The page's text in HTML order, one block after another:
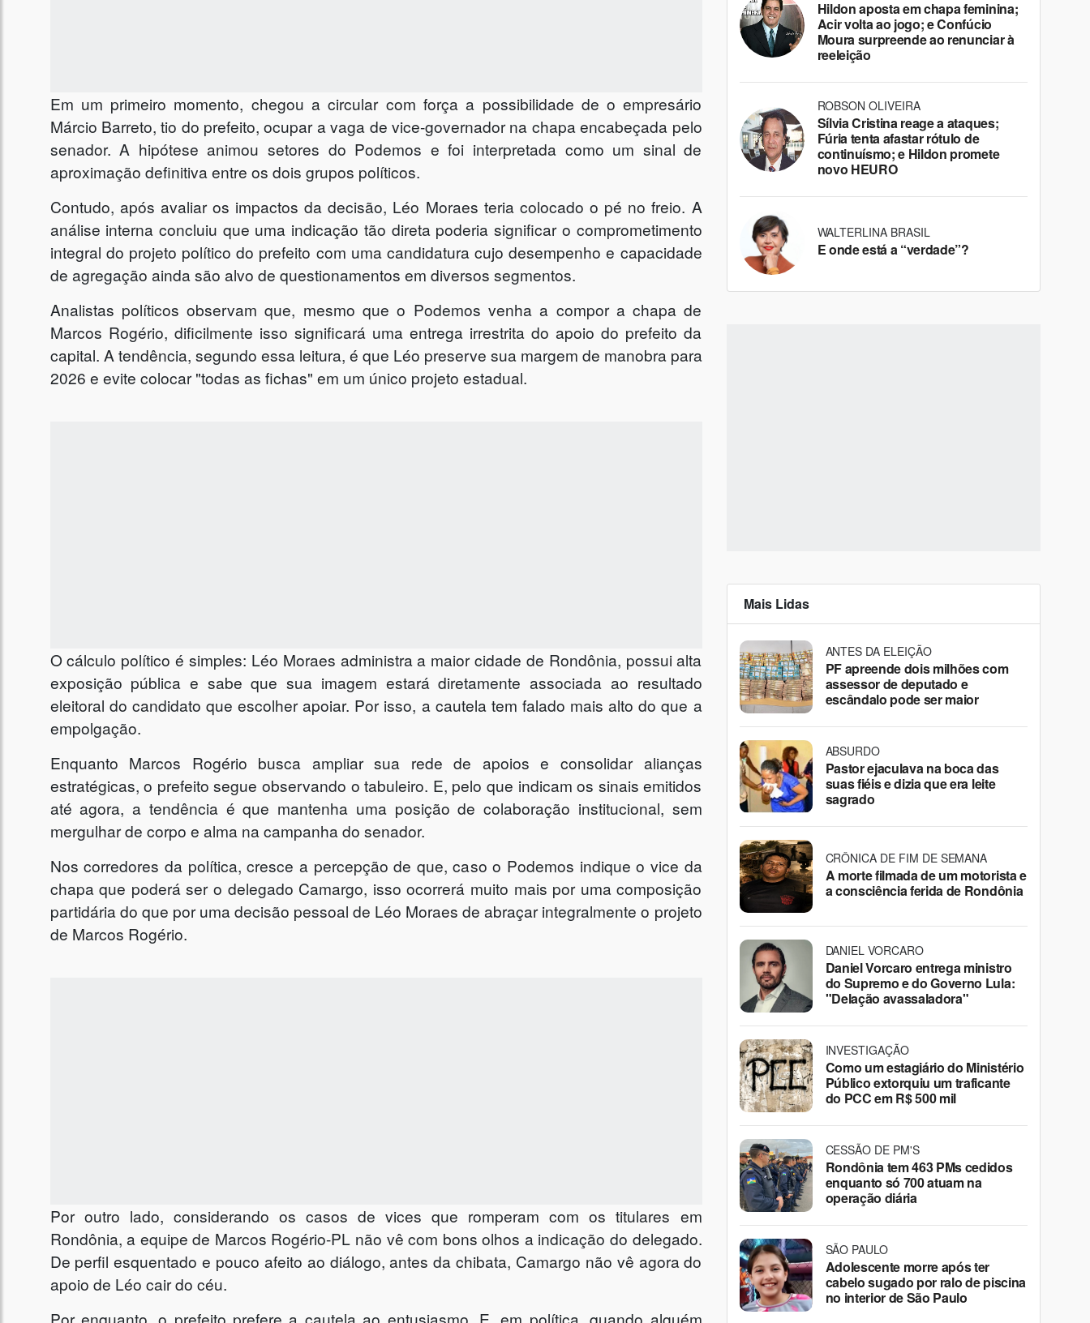
Em um primeiro momento, chegou a circular com força a possibilidade de o empresário
Márcio Barreto, tio do prefeito, ocupar a vaga de vice-governador na chapa encabeçada pelo
senador. A hipótese animou setores do Podemos e foi interpretada como um sinal de
aproximação definitiva entre os dois grupos políticos.
Contudo, após avaliar os impactos da decisão, Léo Moraes teria colocado o pé no freio. A
análise interna concluiu que uma indicação tão direta poderia significar o comprometimento
integral do projeto político do prefeito com uma candidatura cujo desempenho e capacidade
de agregação ainda são alvo de questionamentos em diversos segmentos.
Analistas políticos observam que, mesmo que o Podemos venha a compor a chapa de
Marcos Rogério, dificilmente isso significará uma entrega irrestrita do apoio do prefeito da
capital. A tendência, segundo essa leitura, é que Léo preserve sua margem de manobra para
2026 e evite colocar "todas as fichas" em um único projeto estadual.
O cálculo político é simples: Léo Moraes administra a maior cidade de Rondônia, possui alta
exposição pública e sabe que sua imagem estará diretamente associada ao resultado
eleitoral do candidato que escolher apoiar. Por isso, a cautela tem falado mais alto do que a
empolgação.
Enquanto Marcos Rogério busca ampliar sua rede de apoios e consolidar alianças
estratégicas, o prefeito segue observando o tabuleiro. E, pelo que indicam os sinais emitidos
até agora, a tendência é que mantenha uma posição de colaboração institucional, sem
mergulhar de corpo e alma na campanha do senador.
Nos corredores da política, cresce a percepção de que, caso o Podemos indique o vice da
chapa que poderá ser o delegado Camargo, isso ocorrerá muito mais por uma composição
partidária do que por uma decisão pessoal de Léo Moraes de abraçar integralmente o projeto
de Marcos Rogério.
Por outro lado, considerando os casos de vices que romperam com os titulares em
Rondônia, a equipe de Marcos Rogério-PL não vê com bons olhos a indicação do delegado.
De perfil esquentado e pouco afeito ao diálogo, antes da chibata, Camargo não vê agora do
apoio de Léo cair do céu.
Hildon aposta em chapa feminina;
Acir volta ao jogo; e Confúcio
Moura surpreende ao renunciar à
reeleição
ROBSON OLIVEIRA
Sílvia Cristina reage a ataques;
Fúria tenta afastar rótulo de
continuísmo; e Hildon promete
novo HEURO
WALTERLINA BRASIL
E onde está a “verdade”?
Mais Lidas
ANTES DA ELEIÇÃO
PF apreende dois milhões com
assessor de deputado e
escândalo pode ser maior
ABSURDO
Pastor ejaculava na boca das
suas fiéis e dizia que era leite
sagrado
CRÔNICA DE FIM DE SEMANA
A morte filmada de um motorista e
a consciência ferida de Rondônia
DANIEL VORCARO
Daniel Vorcaro entrega ministro
do Supremo e do Governo Lula:
"Delação avassaladora"
INVESTIGAÇÃO
Como um estagiário do Ministério
Público extorquiu um traficante
do PCC em R$ 500 mil
CESSÃO DE PM'S
Rondônia tem 463 PMs cedidos
enquanto só 700 atuam na
operação diária
SÃO PAULO
Adolescente morre após ter
cabelo sugado por ralo de piscina
no interior de São Paulo